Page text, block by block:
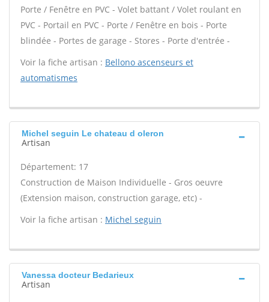
Porte / Fenêtre en PVC - Volet battant / Volet roulant en
PVC - Portail en PVC - Porte / Fenêtre en bois - Porte
blindée - Portes de garage - Stores - Porte d'entrée -
Voir la fiche artisan : Bellono ascenseurs et
automatismes
Michel seguin Le chateau d oleron
Artisan
Département: 17
Construction de Maison Individuelle - Gros oeuvre
(Extension maison, construction garage, etc) -
Voir la fiche artisan : Michel seguin
Vanessa docteur Bedarieux
Artisan